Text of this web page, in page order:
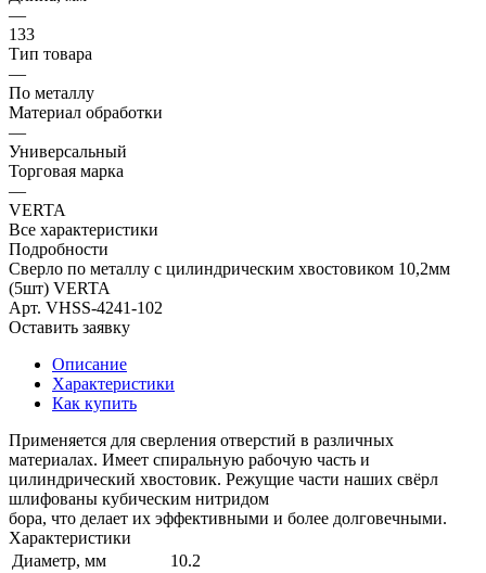
—
133
Тип товара
—
По металлу
Материал обработки
—
Универсальный
Торговая марка
—
VERTA
Все характеристики
Подробности
Сверло по металлу с цилиндрическим хвостовиком 10,2мм
(5шт) VERTA
Арт. VHSS-4241-102
Оставить заявку
Описание
Характеристики
Как купить
Применяется для сверления отверстий в различных
материалах. Имеет спиральную рабочую часть и
цилиндрический хвостовик. Режущие части наших свёрл
шлифованы кубическим нитридом
бора, что делает их эффективными и более долговечными.
Характеристики
Диаметр, мм
10.2